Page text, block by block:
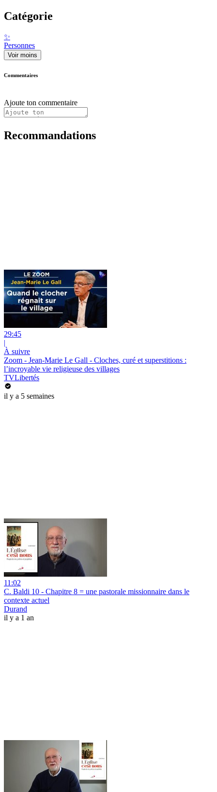
Catégorie
✨
Personnes
Voir moins
Commentaires
Ajoute ton commentaire
Recommandations
29:45
|
À suivre
Zoom - Jean-Marie Le Gall - Cloches, curé et superstitions :
l’incroyable vie religieuse des villages
TVLibertés
il y a 5 semaines
11:02
C. Baldi 10 - Chapitre 8 = une pastorale missionnaire dans le
contexte actuel
Durand
il y a 1 an